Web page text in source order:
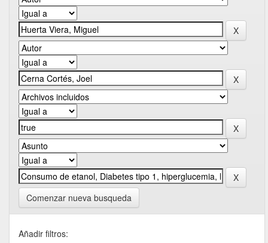
Comenzar nueva busqueda
Añadir filtros: